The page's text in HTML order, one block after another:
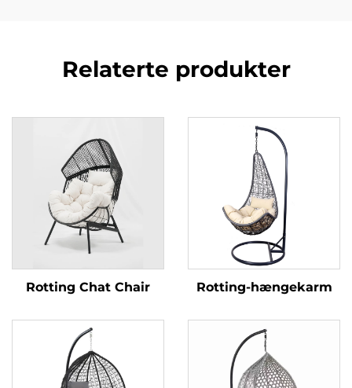
Relaterte produkter
Rotting Chat Chair Rotting-hængekarm